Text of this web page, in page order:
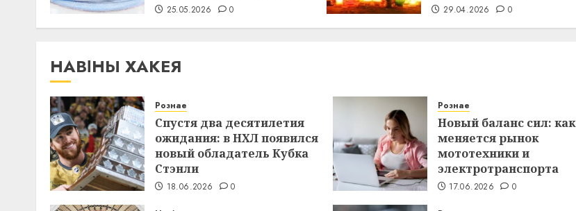
25.05.2026 0 29.04.2026 0
НАВІНЫ ХАКЕЯ
Рознае
Спустя два десятилетия
ожидания: в НХЛ появился
новый обладатель Кубка
Стэнли
18.06.2026 0
Рознае
Новый баланс сил: как
меняется рынок
мототехники и
электротранспорта
17.06.2026 0